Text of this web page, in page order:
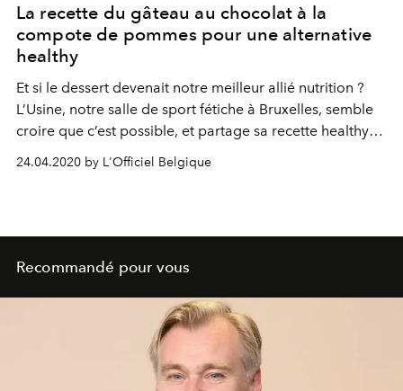
La recette du gâteau au chocolat à la
compote de pommes pour une alternative
healthy
Et si le dessert devenait notre meilleur allié nutrition ?
L’Usine, notre salle de sport fétiche à Bruxelles, semble
croire que c’est possible, et partage sa recette healthy
du gâteau au chocolat, pimpé de compote de pommes.
Pour se faire plaisir, sans culpabiliser.
24.04.2020 by L'Officiel Belgique
Recommandé pour vous